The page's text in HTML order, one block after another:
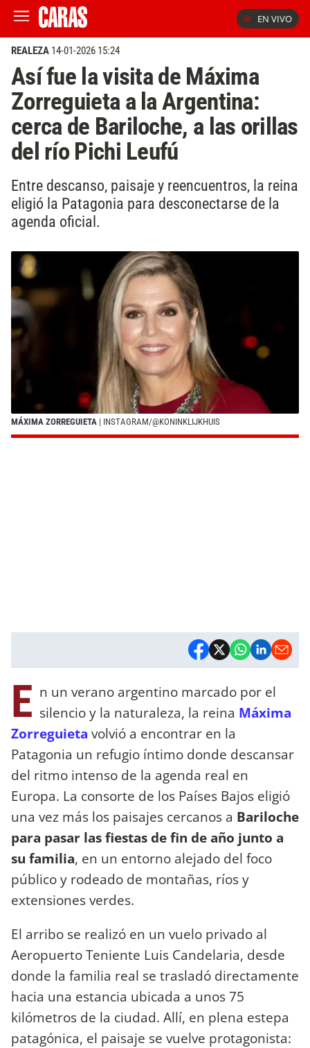
EN VIVO
REALEZA 14-01-2026 15:24
Así fue la visita de Máxima
Zorreguieta a la Argentina:
cerca de Bariloche, a las orillas
del río Pichi Leufú
Entre descanso, paisaje y reencuentros, la reina
eligió la Patagonia para desconectarse de la
agenda oficial.
MÁXIMA ZORREGUIETA | INSTAGRAM/@KONINKLIJKHUIS
E n un verano argentino marcado por el
silencio y la naturaleza, la reina Máxima
Zorreguieta volvió a encontrar en la
Patagonia un refugio íntimo donde descansar
del ritmo intenso de la agenda real en
Europa. La consorte de los Países Bajos eligió
una vez más los paisajes cercanos a Bariloche
para pasar las fiestas de fin de año junto a
su familia, en un entorno alejado del foco
público y rodeado de montañas, ríos y
extensiones verdes.
El arribo se realizó en un vuelo privado al
Aeropuerto Teniente Luis Candelaria, desde
donde la familia real se trasladó directamente
hacia una estancia ubicada a unos 75
kilómetros de la ciudad. Allí, en plena estepa
patagónica, el paisaje se vuelve protagonista: